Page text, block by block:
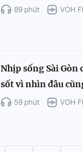
89 phút VOH
Nhịp sống Sài Gòn
sốt vì nhìn đâu
59 phút VOH